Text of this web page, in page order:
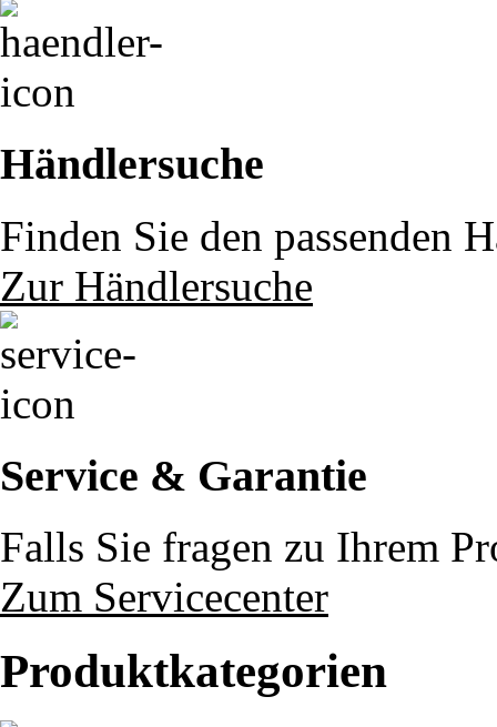
Händlersuche
Finden Sie den passenden
Zur Händlersuche
Service & Garantie
Falls Sie fragen zu Ihrem
Zum Servicecenter
Produktkategorien